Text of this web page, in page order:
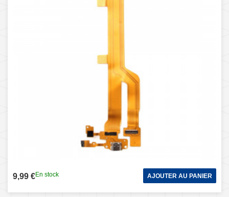
9,99 €En stock AJOUTER AU PANIER